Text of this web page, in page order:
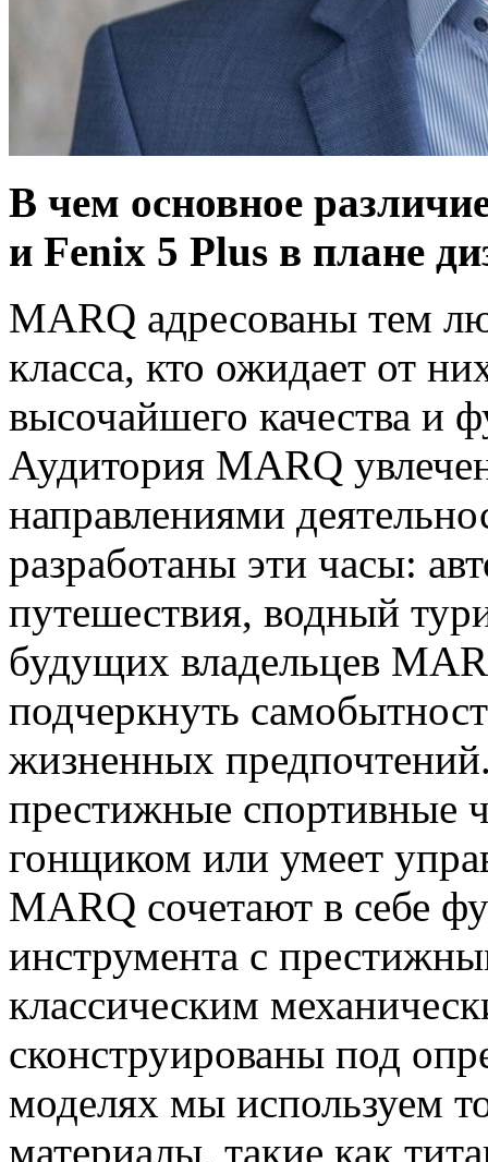
В чем основное
и Fenix 5 Plus в плане
MARQ адресованы тем
класса, кто ожидает от
высочайшего качества и
Аудитория MARQ
направлениями
разработаны эти часы:
путешествия, водный
будущих владельцев
подчеркнуть
жизненных
престижные спортивные
гонщиком или умеет
MARQ сочетают в себе
инструмента с
классическим
сконструированы под
моделях мы используем
материалы, такие как